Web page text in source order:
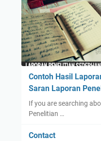
Contoh Hasil
Saran Laporan
If you are searching
Penelitian …
Contact